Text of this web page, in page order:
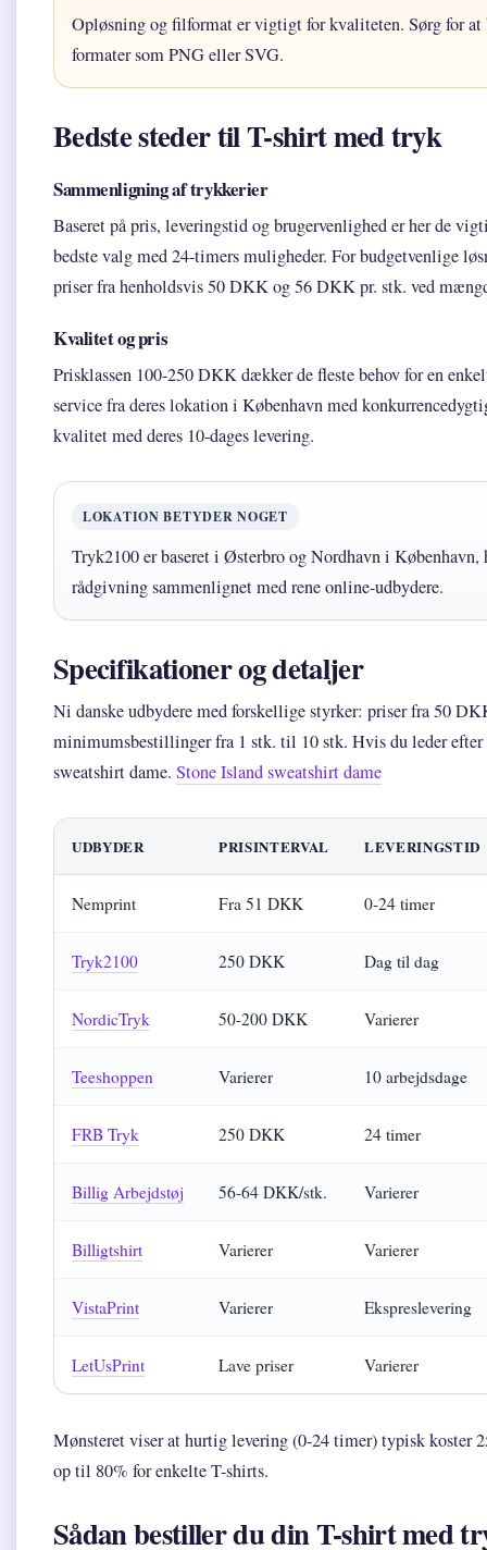
Opløsning og filformat er vigtigt for kvaliteten. Sørg for
formater som PNG eller SVG.
Bedste steder til T-shirt med tryk
Sammenligning af trykkerier
Baseret på pris, leveringstid og brugervenlighed er her de
bedste valg med 24-timers muligheder. For budgetvenlige
priser fra henholdsvis 50 DKK og 56 DKK pr. stk. ved
Kvalitet og pris
Prisklassen 100-250 DKK dækker de fleste behov for en
service fra deres lokation i København med
kvalitet med deres 10-dages levering.
LOKATION BETYDER NOGET
Tryk2100 er baseret i Østerbro og Nordhavn i
rådgivning sammenlignet med rene online-udbydere.
Specifikationer og detaljer
Ni danske udbydere med forskellige styrker: priser fra 50
minimumsbestillinger fra 1 stk. til 10 stk. Hvis du leder
sweatshirt dame. Stone Island sweatshirt dame
UDBYDER PRISINTERVAL LEVERINGSTID
Nemprint Fra 51 DKK 0-24 timer
Tryk2100 250 DKK Dag til dag
NordicTryk 50-200 DKK Varierer
Teeshoppen Varierer 10 arbejdsdage
FRB Tryk 250 DKK 24 timer
Billig Arbejdstøj 56-64 DKK/stk. Varierer
Billigtshirt Varierer Varierer
VistaPrint Varierer Ekspreslevering
LetUsPrint Lave priser Varierer
Mønsteret viser at hurtig levering (0-24 timer) typisk koster
op til 80% for enkelte T-shirts.
Sådan bestiller du din T-shirt med